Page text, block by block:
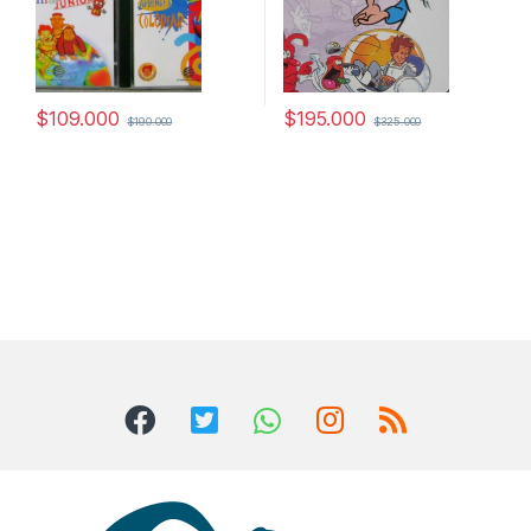
$109.000 $190.000 $195.000 $325.000